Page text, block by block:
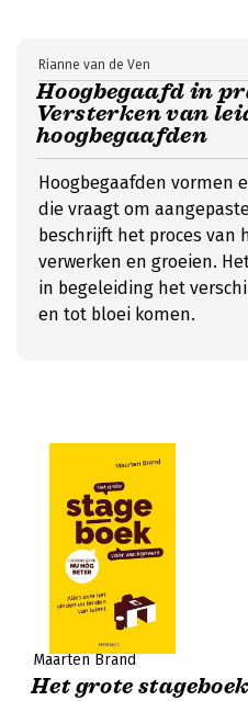
Hoogbegaafd in
Versterken van
hoogbegaafden
Rianne van de Ven
Hoogbegaafden vormen
die vraagt om
beschrijft het proces van
verwerken en groeien.
in begeleiding het
en tot bloei komen.
Maarten Brand
Het grote